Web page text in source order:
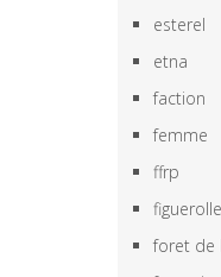
esterel
etna
faction
femme
ffrp
foret de